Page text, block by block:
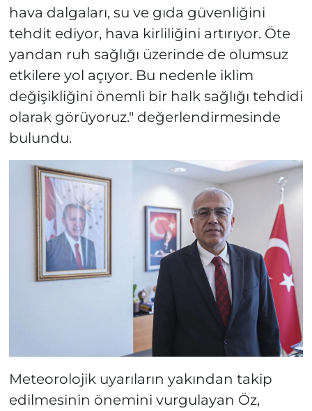
hava dalgaları, su ve gıda güvenliğini
tehdit ediyor, hava kirliliğini artırıyor. Öte
yandan ruh sağlığı üzerinde de olumsuz
etkilere yol açıyor. Bu nedenle iklim
değişikliğini önemli bir halk sağlığı tehdidi
olarak görüyoruz." değerlendirmesinde
bulundu.
Meteorolojik uyarıların yakından takip
edilmesinin önemini vurgulayan Öz,